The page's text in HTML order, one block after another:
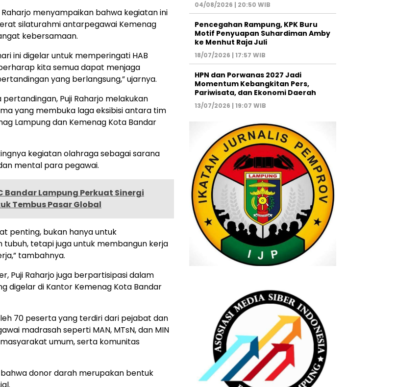
menyampaikan bahwa kegiatan ini
silaturahmi antarpegawai Kemenag
kebersamaan.
ini digelar untuk memperingati HAB
kita semua dapat menjaga
yang berlangsung,” ujarnya.
Puji Raharjo melakukan
yang membuka laga eksibisi antara tim
Lampung dan Kemenag Kota Bandar
kegiatan olahraga sebagai sarana
mental para pegawai.
Bandar Lampung Perkuat Sinergi
Tembus Pasar Global
penting, bukan hanya untuk
tetapi juga untuk membangun kerja
tambahnya.
Puji Raharjo juga berpartisipasi dalam
digelar di Kantor Kemenag Kota Bandar
70 peserta yang terdiri dari pejabat dan
madrasah seperti MAN, MTsN, dan MIN
umum, serta komunitas
bahwa donor darah merupakan bentuk
04/08/2026 | 20:50 WIB
Pencegahan Rampung, KPK Buru
Motif Penyuapan Suhardiman Amby
ke Menhut Raja Juli
18/07/2026 | 17:57 WIB
HPN dan Porwanas 2027 Jadi
Momentum Kebangkitan Pers,
Pariwisata, dan Ekonomi Daerah
13/07/2026 | 19:07 WIB